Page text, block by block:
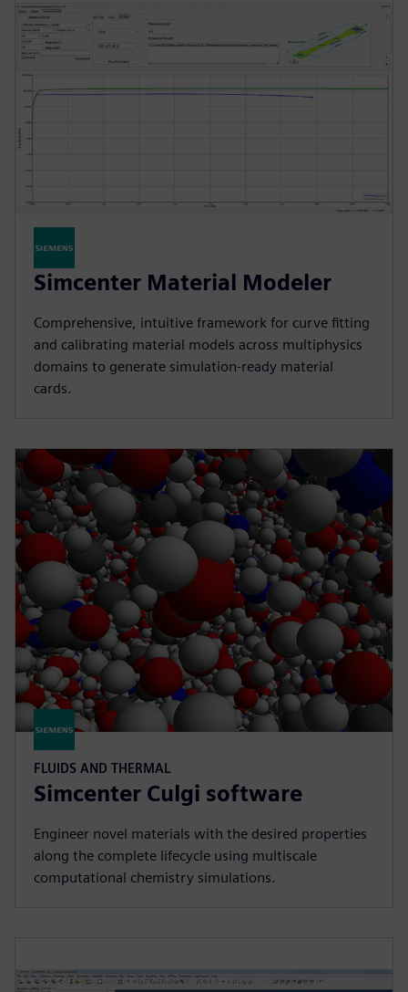
Simcenter Material Modeler
Comprehensive, intuitive framework for curve fitting
and calibrating material models across multiphysics
domains to generate simulation-ready material
cards.
FLUIDS AND THERMAL
Simcenter Culgi software
Engineer novel materials with the desired properties
along the complete lifecycle using multiscale
computational chemistry simulations.